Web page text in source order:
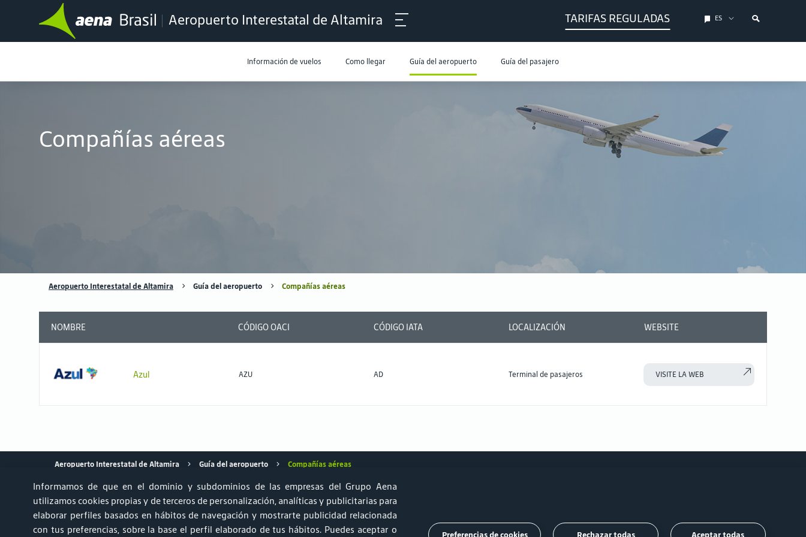
Aeropuerto Interestatal de Altamira TARIFAS REGULADAS ES
Información de vuelos Como llegar Guía del aeropuerto Guía del pasajero
Compañías aéreas
Aeropuerto Interestatal de Altamira Guía del aeropuerto Compañías aéreas
NOMBRE CÓDIGO OACI CÓDIGO IATA LOCALIZACIÓN WEBSITE
Azul AZU AD Terminal de pasajeros VISITE LA WEB
Aeropuerto Interestatal de Altamira Guía del aeropuerto Compañías aéreas
Achados & Perdidos Informe AVSEC Aparcamiento Ruido aeronáutico y Sostenibilidad
Síguenos
Informamos de que en el dominio y subdominios de las empresas del Grupo Aena
utilizamos cookies propias y de terceros de personalización, analíticas y publicitarias para
elaborar perfiles basados en hábitos de navegación y mostrarte publicidad relacionada
con tus preferencias, sobre la base el perfil elaborado de tus hábitos. Puedes aceptar o
Preferencias de cookies Rechazar todas Aceptar todas